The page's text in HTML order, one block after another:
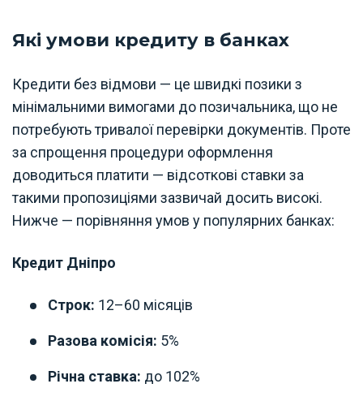
Які умови кредиту в банках
Кредити без відмови — це швидкі позики з
мінімальними вимогами до позичальника, що не
потребують тривалої перевірки документів. Проте
за спрощення процедури оформлення
доводиться платити — відсоткові ставки за
такими пропозиціями зазвичай досить високі.
Нижче — порівняння умов у популярних банках:
Кредит Дніпро
Строк: 12–60 місяців
Разова комісія: 5%
Річна ставка: до 102%